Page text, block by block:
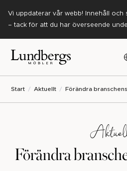
Vi uppdaterar vår webb! Innehåll
– tack för att du har överseende
Start Aktuellt Förändra
Förändra